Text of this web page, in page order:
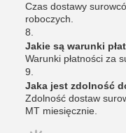
Czas dostawy
roboczych.
8.
Jakie są warunki
Warunki płatności za
9.
Jaka jest zdolność
Zdolność dostaw
MT miesięcznie.